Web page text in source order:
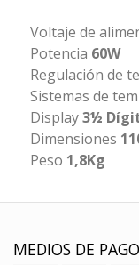
Voltaje de
Potencia 60W
Regulación de
Sistemas de
Display3½
Dimensiones
Peso 1,8Kg
MEDIOS DE PAGO